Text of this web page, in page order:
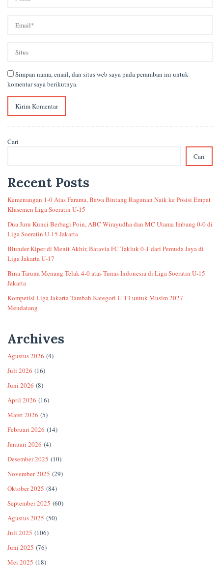
Simpan nama, email, dan situs web saya pada peramban ini untuk
komentar saya berikutnya.
Cari
Cari
Recent Posts
Kemenangan 1-0 Atas Farama, Bawa Bintang Ragunan Naik ke Posisi Empat
Klasemen Liga Soeratin U-15
Dua Juru Kunci Berbagi Poin, ABC Wirayudha dan MC Utama Imbang 0-0 di
Liga Soeratin U-15 Jakarta
Blunder Kiper di Menit Akhir, Batavia FC Takluk 0-1 dari Pemuda Jaya di
Liga Jakarta U-17
Bina Taruna Menang Telak 4-0 atas Tunas Indonesia di Liga Soeratin U-15
Jakarta
Kompetisi Liga Jakarta Tambah Kategori U-13 untuk Musim 2027
Mendatang
Archives
Agustus 2026 (4)
Juli 2026 (16)
Juni 2026 (8)
April 2026 (16)
Maret 2026 (5)
Februari 2026 (14)
Januari 2026 (4)
Desember 2025 (10)
November 2025 (29)
Oktober 2025 (84)
September 2025 (60)
Agustus 2025 (50)
Juli 2025 (106)
Juni 2025 (76)
Mei 2025 (18)